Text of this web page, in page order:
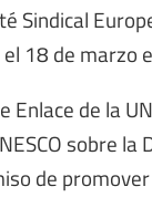
Sindical
18 de marzo
Enlace de la
sobre la
de